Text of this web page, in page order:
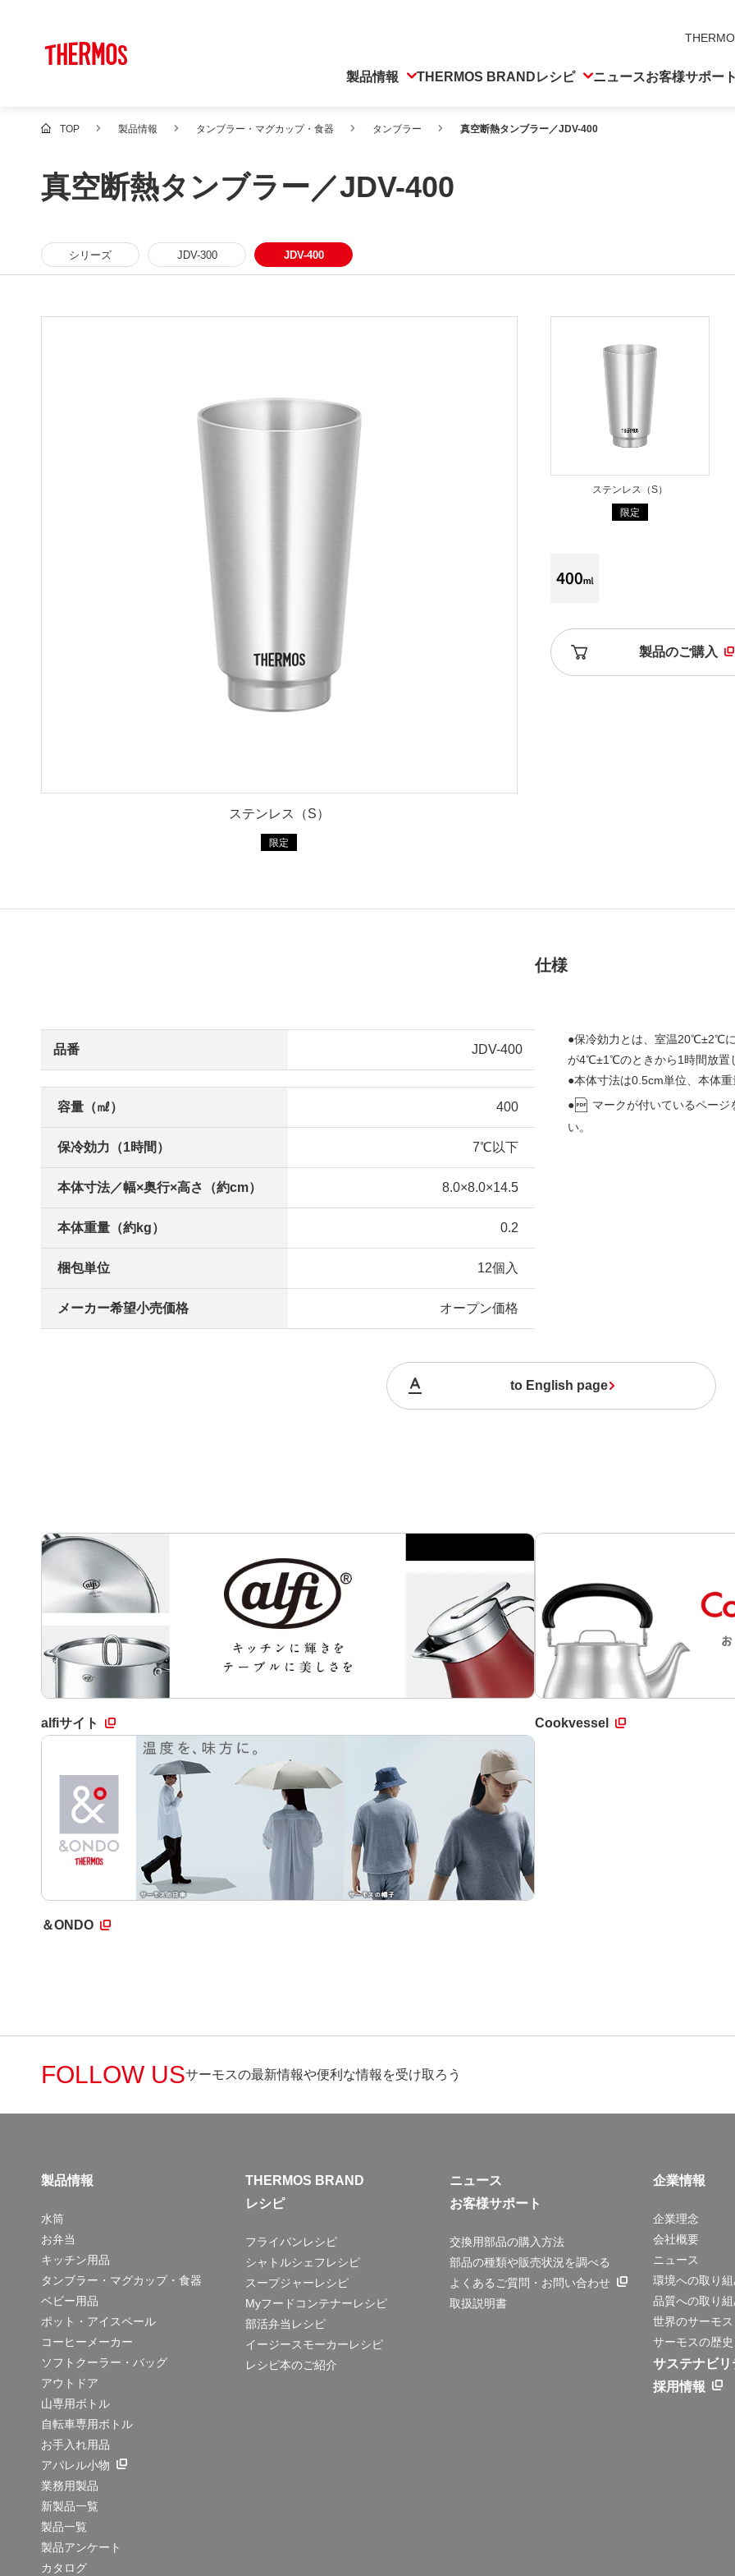
製品情報 THERMOS BRANDレシピ ニュースお客様サポート
TOP 製品情報 タンブラー・マグカップ・食器 タンブラー 真空断熱タンブラー／JDV-400
真空断熱タンブラー／JDV-400
シリーズ JDV-300 JDV-400
ステンレス（S）
限定
ステンレス（S）
限定
製品のご購入
仕様
品番 JDV-400
容量（㎖） 400
保冷効力（1時間） 7℃以下
本体寸法／幅×奥行×高さ（約cm） 8.0×8.0×14.5
本体重量（約kg） 0.2
梱包単位 12個入
メーカー希望小売価格 オープン価格
●保冷効力とは、室温20℃±2℃
が4℃±1℃のときから1時間放置
●本体寸法は0.5cm単位、本体
●
マークが付いているページ
い。
to English page
alfiサイト Cookvessel
＆ONDO
FOLLOW USサーモスの最新情報や便利な情報を受け取ろう
製品情報
水筒
お弁当
キッチン用品
タンブラー・マグカップ・食器
ベビー用品
ポット・アイスペール
コーヒーメーカー
ソフトクーラー・バッグ
アウトドア
山専用ボトル
自転車専用ボトル
お手入れ用品
アパレル小物
業務用製品
新製品一覧
製品一覧
製品アンケート
カタログ
THERMOS BRAND
レシピ
フライパンレシピ
シャトルシェフレシピ
スープジャーレシピ
Myフードコンテナーレシピ
部活弁当レシピ
イージースモーカーレシピ
レシピ本のご紹介
ニュース
お客様サポート
交換用部品の購入方法
部品の種類や販売状況を調べる
よくあるご質問・お問い合わせ
取扱説明書
企業情報
企業理念
会社概要
ニュース
環境への取り組
品質への取り組
世界のサーモス
サーモスの歴史
サステナビリ
採用情報